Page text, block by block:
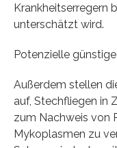
Krankheitserregern
unterschätzt wird.
Potenzielle
Außerdem stellen
auf, Stechfliegen in
zum Nachweis von
Mykoplasmen zu